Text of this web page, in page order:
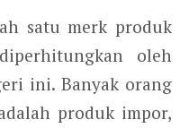
satu merk produk
oleh
ini. Banyak orang
produk impor,